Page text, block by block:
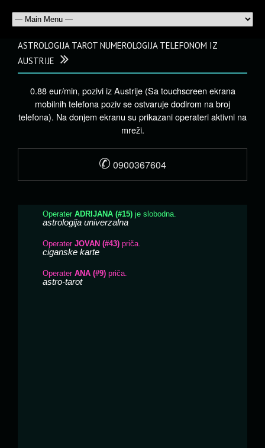
ASTROLOGIJA TAROT NUMEROLOGIJA TELEFONOM IZ
AUSTRIJE
0.88 eur/min, pozivi iz Austrije (Sa touchscreen ekrana
mobilnih telefona poziv se ostvaruje dodirom na broj
telefona). Na donjem ekranu su prikazani operateri aktivni na
mreži.
✆ 0900367604